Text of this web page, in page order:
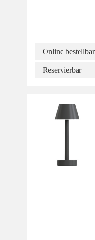
Online bestellbar
Reservierbar